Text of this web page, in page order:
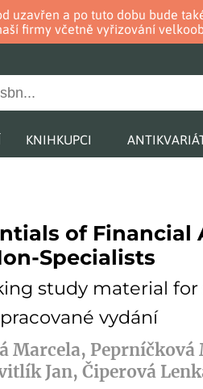
uzavřen a po tuto dobu bude
firmy včetně vyřizování
KNIHKUPCI
of Financial
Specialists
study material for
vydání
Marcela, Peprníčková
Jan, Čiperová